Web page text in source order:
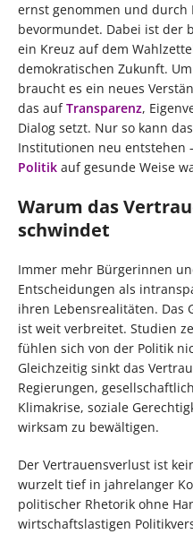
ernst genommen und durch
bevormundet. Dabei ist der
ein Kreuz auf dem
demokratischen Zukunft.
braucht es ein neues
das aufTransparenz,
Dialog setzt. Nur so kann
Institutionen neu entstehen
Politik auf gesunde Weise
Warum das
schwindet
Immer mehr Bürgerinnen
Entscheidungen als
ihren Lebensrealitäten. Das
ist weit verbreitet. Studien
fühlen sich von der Politik
Gleichzeitig sinkt das
Regierungen,
Klimakrise, soziale
wirksam zu bewältigen.
Der Vertrauensverlust ist
wurzelt tief in jahrelanger
politischer Rhetorik ohne
wirtschaftslastigen